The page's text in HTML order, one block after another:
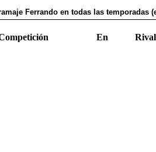
Ferrando en todas las temporadas
En Rival